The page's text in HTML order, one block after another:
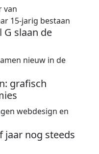
van
15-jarig bestaan
G slaan de
nieuw in de
grafisch
webdesign en
jaar nog steeds